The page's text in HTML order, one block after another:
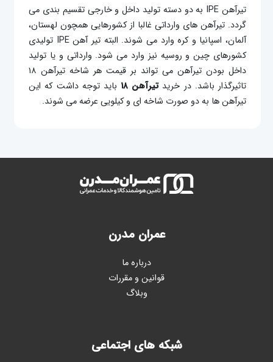
تیرآهن IPE به دو دسته تولید داخل و خارجی تقسیم بندی می
گردد. تیرآهن های وارداتی غالبا از کشورهایی همچون لهستان،
آلمان، اسپانیا و کره وارد می شوند. البته تیر آهن IPE تولیدی
کشورهای چین و روسیه نیز وارد می شود. وارداتی و یا تولید
داخل بودن تیرآهن می تواند بر قیمت هر شاخه تیرآهن ۱۸
تاثیرگذار باشد. در خریدتیرآهن ۱۸ باید توجه داشت که این
تیرآهن ها به دو صورت شاخه ای و کیلویی عرضه می شوند.
عمران مدرن
درباره ما
قوانین و مقررات
وبلاگ
شبکه های اجتماعی